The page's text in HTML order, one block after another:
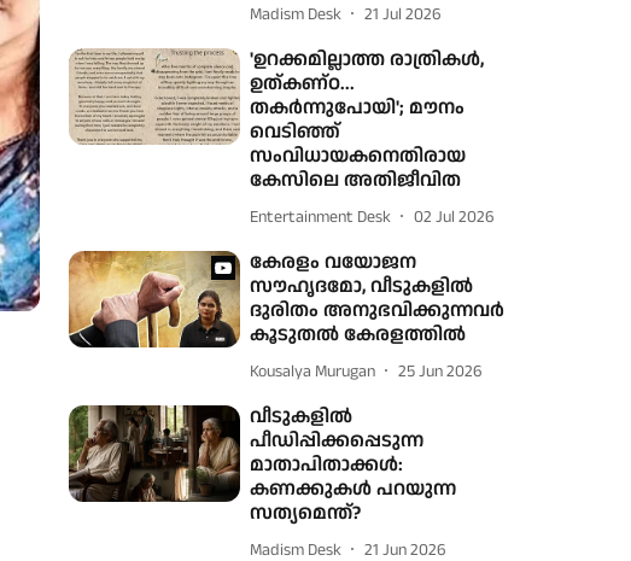
Madism Desk 21 Jul 2026
'ഉറക്കമില്ലാത്ത രാത്രികൾ,
ഉത്കണ്ഠ...
തകർന്നുപോയി'; മൗനം
വെടിഞ്ഞ്
സംവിധായകനെതിരായ
കേസിലെ അതിജീവിത
Entertainment Desk 02 Jul 2026
കേരളം വയോജന
സൗഹൃദമോ, വീടുകളില്‍
ദുരിതം അനുഭവിക്കുന്നവര്‍
കൂടുതല്‍ കേരളത്തില്‍
Kousalya Murugan 25 Jun 2026
വീടുകളില്‍
പീഡിപ്പിക്കപ്പെടുന്ന
മാതാപിതാക്കള്‍:
കണക്കുകള്‍ പറയുന്ന
സത്യമെന്ത്?
Madism Desk 21 Jun 2026